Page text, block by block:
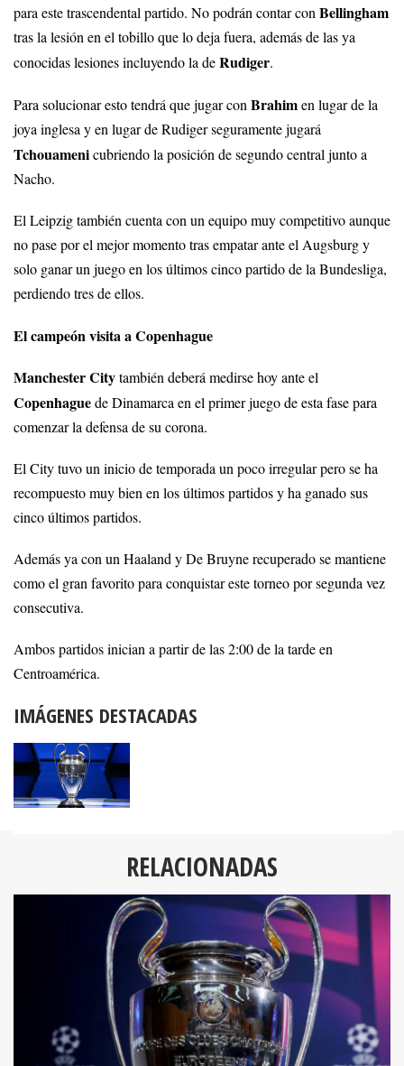
para este trascendental partido. No podrán contar conBellingham
tras la lesión en el tobillo que lo deja fuera, además de las ya
conocidas lesiones incluyendo la deRudiger.
Para solucionar esto tendrá que jugar conBrahimen lugar de la
joya inglesa y en lugar de Rudiger seguramente jugará
Tchouamenicubriendo la posición de segundo central junto a
Nacho.
El Leipzig también cuenta con un equipo muy competitivo aunque
no pase por el mejor momento tras empatar ante el Augsburg y
solo ganar un juego en los últimos cinco partido de la Bundesliga,
perdiendo tres de ellos.
El campeón visita a Copenhague
Manchester Citytambién deberá medirse hoy ante el
Copenhaguede Dinamarca en el primer juego de esta fase para
comenzar la defensa de su corona.
El City tuvo un inicio de temporada un poco irregular pero se ha
recompuesto muy bien en los últimos partidos y ha ganado sus
cinco últimos partidos.
Además ya con un Haaland y De Bruyne recuperado se mantiene
como el gran favorito para conquistar este torneo por segunda vez
consecutiva.
Ambos partidos inician a partir de las 2:00 de la tarde en
Centroamérica.
IMÁGENES DESTACADAS
RELACIONADAS